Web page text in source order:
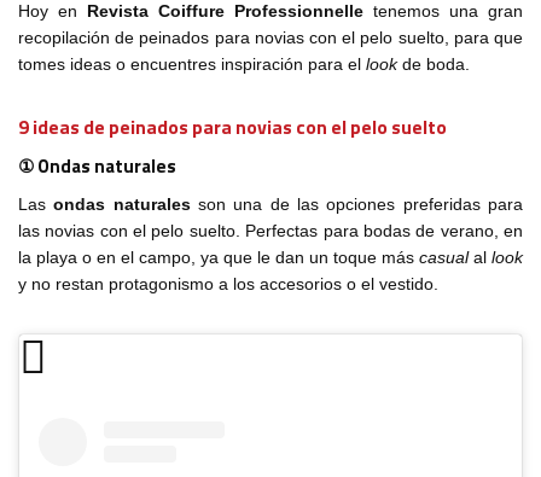
Hoy en Revista Coiffure Professionnelle tenemos una gran
recopilación de peinados para novias con el pelo suelto, para que
tomes ideas o encuentres inspiración para el lookde boda.
9 ideas de peinados para novias con el pelo suelto
① Ondas naturales
Lasondas naturalesson una de las opciones preferidas para
las novias con el pelo suelto. Perfectas para bodas de verano, en
la playa o en el campo, ya que le dan un toque más casual al look
y no restan protagonismo a los accesorios o el vestido.